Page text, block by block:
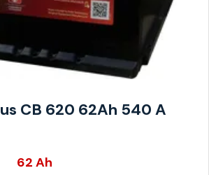
CB 620 62Ah 540 A
62 Ah